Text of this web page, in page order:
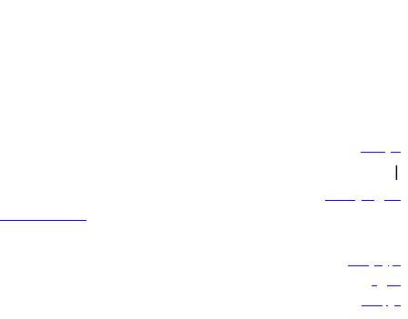
سياساتنا
|
الشروط والأحكام
600 544 445
حجز الرحلات
العروض
الوجهات